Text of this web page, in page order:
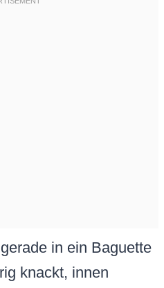
in ein Baguette
knackt, innen